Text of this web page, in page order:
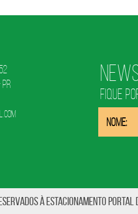
FIQUE
À Estacionamento Portal